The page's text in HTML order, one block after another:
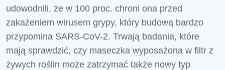
udowodnili, że w 100 proc. chroni ona przed
zakażeniem wirusem grypy, który budową bardzo
przypomina SARS-CoV-2. Trwają badania, które
mają sprawdzić, czy maseczka wyposażona w filtr z
żywych roślin może zatrzymać także nowy typ